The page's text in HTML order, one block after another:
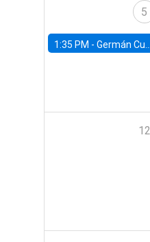
5
1:35 PM - Germán Cubas, University of Houston
12